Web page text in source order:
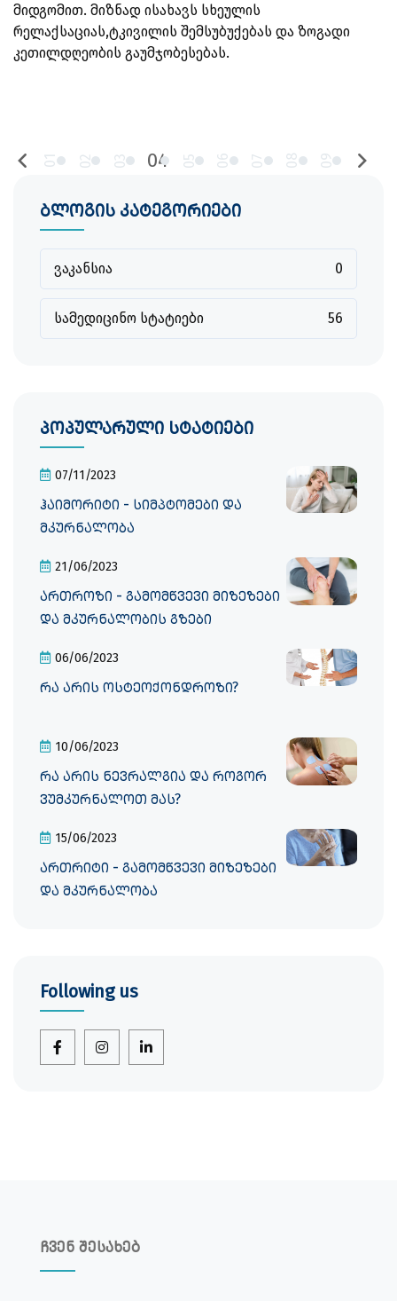
მიდგომით. მიზნად ისახავს სხეულის
რელაქსაციას,ტკივილის შემსუბუქებას და ზოგადი
კეთილდღეობის გაუმჯობესებას.
01 02 03 04 05 06 07 08 09
ბლოგის კატეგორიები
ვაკანსია 0
სამედიცინო სტატიები 56
პოპულარული სტატიები
07/11/2023
ჰაიმორიტი - სიმპტომები და
მკურნალობა
21/06/2023
ართროზი - გამომწვევი მიზეზები
და მკურნალობის გზები
06/06/2023
რა არის ოსტეოქონდროზი?
10/06/2023
რა არის ნევრალგია და როგორ
ვუმკურნალოთ მას?
15/06/2023
ართრიტი - გამომწვევი მიზეზები
და მკურნალობა
Following us
ჩვენ შესახებ